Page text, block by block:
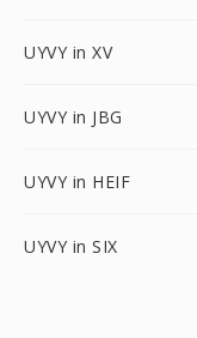
UYVY in XV
UYVY in JBG
UYVY in HEIF
UYVY in SIX